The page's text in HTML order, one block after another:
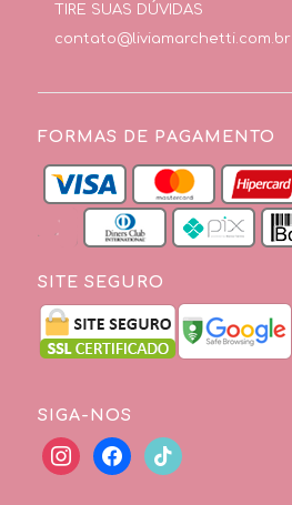
TIRE SUAS DÚVIDAS
contato@liviamarchetti.com.br
FORMAS DE PAGAMENTO
SITE SEGURO
SIGA-NOS